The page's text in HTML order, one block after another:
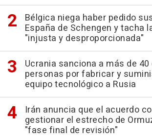
Bélgica niega haber pedido
España de Schengen y tacha
"injusta y desproporcionada"
Ucrania sanciona a más de
personas por fabricar y
equipo tecnológico a Rusia
Irán anuncia que el acuerdo
gestionar el estrecho de
"fase final de revisión"